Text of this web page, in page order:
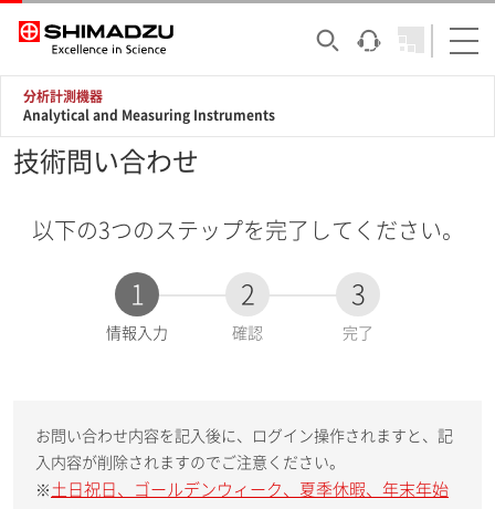
分析計測機器
Analytical and Measuring Instruments
技術問い合わせ
以下の3つのステップを完了してください。
1
現
情報入力
2
確認
3
完了
お問い合わせ内容を記入後に、ログイン操作されますと、記
入内容が削除されますのでご注意ください。
※ 土日祝日、ゴールデンウィーク、夏季休暇、年末年始